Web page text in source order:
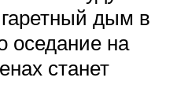
дым в
оседание на
станет